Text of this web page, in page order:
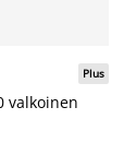
valkoinen
Plus